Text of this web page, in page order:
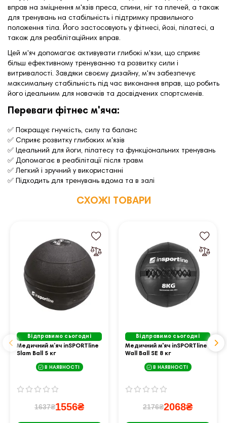
вправ на зміцнення м'язів преса, спини, ніг та плечей, а також
для тренувань на стабільність і підтримку правильного
положення тіла. Його застосовують у фітнесі, йозі, пілатесі, а
також для реабілітаційних вправ.
Цей м'яч допомагає активувати глибокі м'язи, що сприяє
більш ефективному тренуванню та розвитку сили і
витривалості. Завдяки своєму дизайну, м'яч забезпечує
максимальну стабільність під час виконання вправ, що робить
його ідеальним для новачків та досвідчених спортсменів.
Переваги фітнес м'яча:
✅ Покращує гнучкість, силу та баланс
✅ Сприяє розвитку глибоких м'язів
✅ Ідеальний для йоги, пілатесу та функціональних тренувань
✅ Допомагає в реабілітації після травм
✅ Легкий і зручний у використанні
✅ Підходить для тренувань вдома та в залі
СХОЖІ ТОВАРИ
Відправимо сьогодні
Медичний м’яч inSPORTline
Slam Ball 5 кг
В НАЯВНОСТІ
1637₴1556₴
Відправимо сьогодні
Медичний м'яч inSPORTline
Wall Ball SE 8 кг
В НАЯВНОСТІ
2176₴2068₴